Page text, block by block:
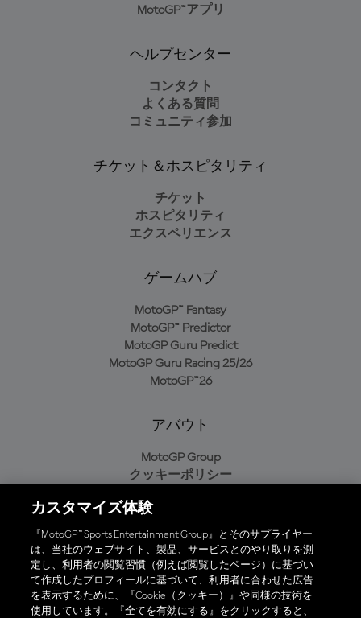
MotoGP™アプリ
ヘルプセンター
コンタクト
よくある質問
コミュニティ参加
チケット＆ホスピタリティ
チケット
ホスピタリティ
エクスペリエンス
ゲームハブ
MotoGP™ Fantasy
MotoGP™ Predictor
MotoGP Guru Predict
MotoGP Guru Racing 25/26
MotoGP™26
アバウト
MotoGP Group
クッキーポリシー
プライバシーポリシー
購入ポリシー
オフィシャルアプリ
カスタマイズ体験
『MotoGP™ Sports Entertainment Group』とそのサプライヤー
は、当社のウェブサイト、製品、サービスとのやり取りを測
定し、利用者の閲覧習慣（例えば閲覧したページ）に基づい
て作成したプロフィールに基づいて、利用者に合わせた広告
を表示するために、『Cookie（クッキー）』や同様の技術を
使用しています。『全てを有効にする』をクリックすると、